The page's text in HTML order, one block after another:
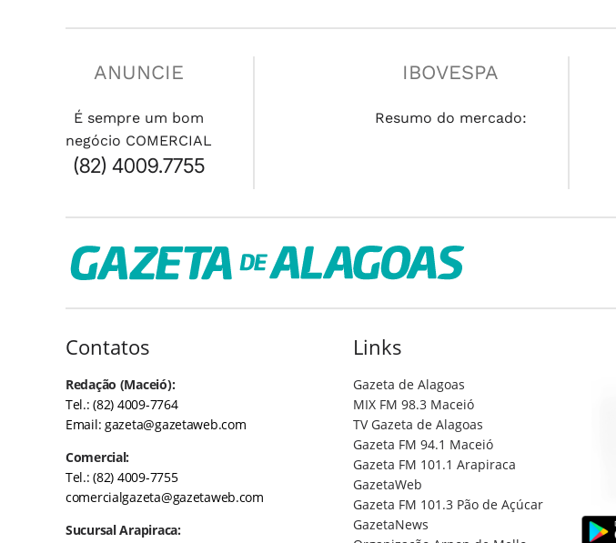
ANUNCIE
É sempre um bom
negócio COMERCIAL
(82) 4009.7755
IBOVESPA
Resumo do mercado:
Contatos
Redação (Maceió):
Tel.: (82) 4009-7764
Email:gazeta@gazetaweb.com
Comercial:
Tel.: (82) 4009-7755
comercialgazeta@gazetaweb.com
Sucursal Arapiraca:
Links
Gazeta de Alagoas
MIX FM 98.3 Maceió
TV Gazeta de Alagoas
Gazeta FM 94.1 Maceió
Gazeta FM 101.1 Arapiraca
GazetaWeb
Gazeta FM 101.3 Pão de Açúcar
GazetaNews